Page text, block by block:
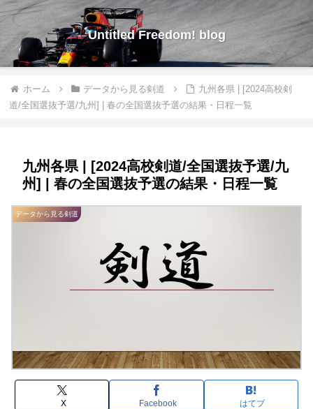
Untitled Freedom! blog
ホーム データから見る剣道
九州各県 | [2024高校剣
道/全国選抜予選/九州] | 春の全国選抜予選の結果・日程一覧
九州各県 | [2024高校剣道/全国選抜予選/九
州] | 春の全国選抜予選の結果・日程一覧
データから見る剣道
X Facebook はてブ